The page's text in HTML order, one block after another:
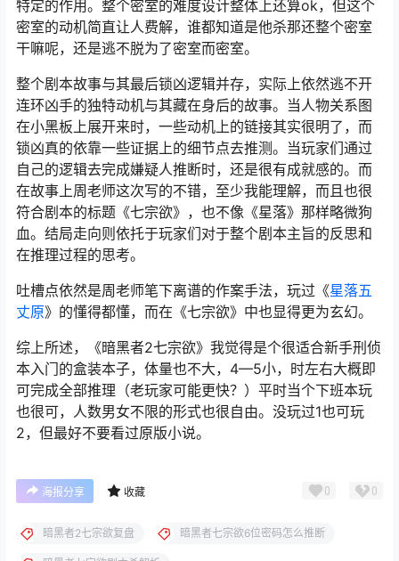
特定的作用。整个密室的难度设计整体上还算ok，但这个
密室的动机简直让人费解，谁都知道是他杀那还整个密室
干嘛呢，还是逃不脱为了密室而密室。
整个剧本故事与其最后锁凶逻辑并存，实际上依然逃不开
连环凶手的独特动机与其藏在身后的故事。当人物关系图
在小黑板上展开来时，一些动机上的链接其实很明了，而
锁凶真的依靠一些证据上的细节点去推测。当玩家们通过
自己的逻辑去完成嫌疑人推断时，还是很有成就感的。而
在故事上周老师这次写的不错，至少我能理解，而且也很
符合剧本的标题《七宗欲》，也不像《星落》那样略微狗
血。结局走向则依托于玩家们对于整个剧本主旨的反思和
在推理过程的思考。
吐槽点依然是周老师笔下离谱的作案手法，玩过《星落五
丈原》的懂得都懂，而在《七宗欲》中也显得更为玄幻。
综上所述，《暗黑者2七宗欲》我觉得是个很适合新手刑侦
本入门的盒装本子，体量也不大，4—5小，时左右大概即
可完成全部推理（老玩家可能更快？）平时当个下班本玩
也很可，人数男女不限的形式也很自由。没玩过1也可玩
2，但最好不要看过原版小说。
海报分享 收藏 0 0
暗黑者2七宗欲复盘 暗黑者七宗欲6位密码怎么推断